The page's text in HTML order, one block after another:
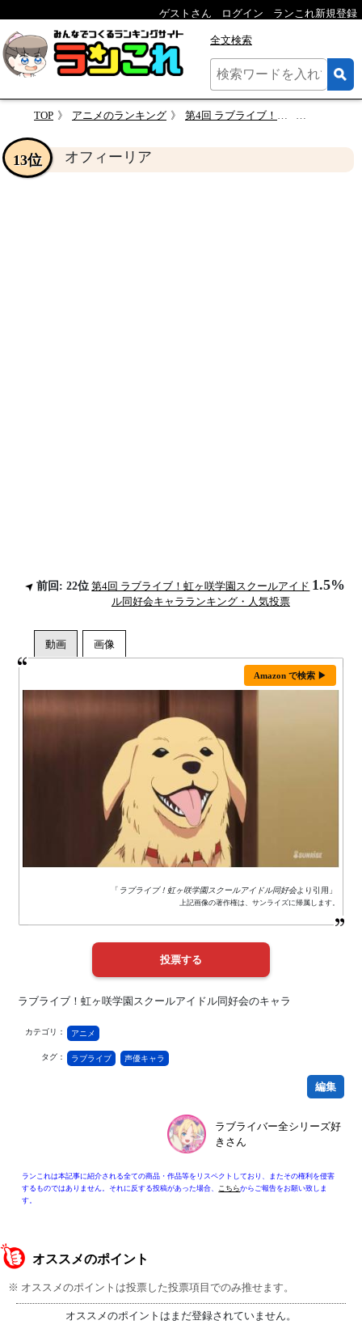
ゲストさん ログイン ランこれ新規登録
全文検索
TOP アニメのランキング 第4回 ラブライブ！虹ヶ咲学園スクールアイドル同好会キャラランキング・人気投票
オフィーリア
13位
前回: 22位 第4回 ラブライブ！虹ヶ咲学園スクールアイド
ル同好会キャラランキング・人気投票
1.5%
Amazon で検索 ▶
「 ラブライブ！虹ヶ咲学園スクールアイドル同好会より引用」
上記画像の著作権は、サンライズに帰属します。
ラブライブ！虹ヶ咲学園スクールアイドル同好会のキャラ
カテゴリ： アニメ
タグ： ラブライブ 声優キャラ
編集
ラブライバー全シリーズ好
きさん
ランこれは本記事に紹介される全ての商品・作品等をリスペクトしており、またその権利を侵害
するものではありません。それに反する投稿があった場合、 こちらからご報告をお願い致しま
す。
オススメのポイント
※ オススメのポイントは投票した投票項目でのみ推せます。
オススメのポイントはまだ登録されていません。